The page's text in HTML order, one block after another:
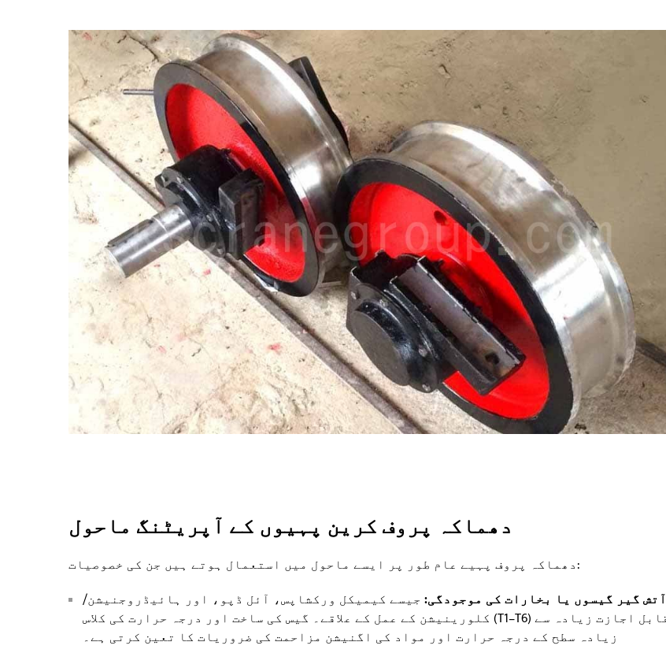
دھماکہ پروف کرین پہیوں کے آپریٹنگ ماحول
دھماکہ پروف پہیے عام طور پر ایسے ماحول میں استعمال ہوتے ہیں جن کی خصوصیات:
آتش گیر گیسوں یا بخارات کی موجودگی: جیسے کیمیکل ورکشاپس، آئل ڈپو، اور ہائیڈروجنیشن/
کلورینیشن کے عمل کے علاقے۔ گیس کی ساخت اور درجہ حرارت کی کلاس (T1–T6) قابل اجازت زیادہ سے
زیادہ سطح کے درجہ حرارت اور مواد کی اگنیشن مزاحمت کی ضروریات کا تعین کرتی ہے۔